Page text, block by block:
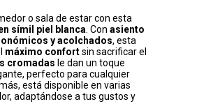
o sala de estar con esta
símil piel blanca . Con asiento
y acolchados, esta
máximo confortsin sacrificar el
cromadas le dan un toque
perfecto para cualquier
está disponible en varias
adaptándose a tus gustos y